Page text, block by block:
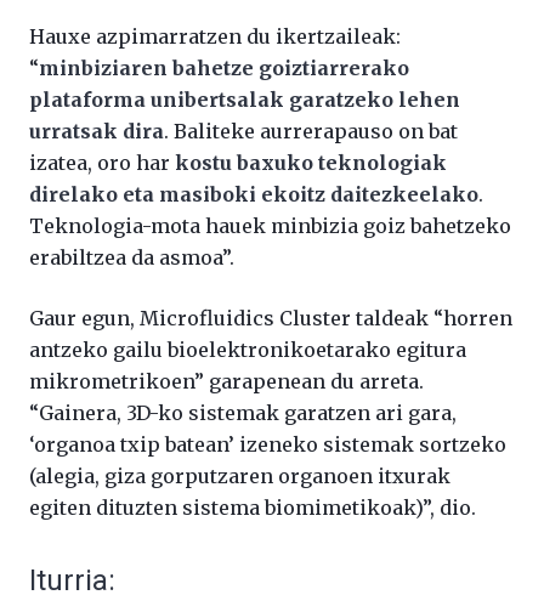
Hauxe azpimarratzen du ikertzaileak:
“minbiziaren bahetze goiztiarrerako
plataforma unibertsalak garatzeko lehen
urratsak dira. Baliteke aurrerapauso on bat
izatea, oro har kostu baxuko teknologiak
direlako eta masiboki ekoitz daitezkeelako.
Teknologia-mota hauek minbizia goiz bahetzeko
erabiltzea da asmoa”.
Gaur egun, Microfluidics Cluster taldeak “horren
antzeko gailu bioelektronikoetarako egitura
mikrometrikoen” garapenean du arreta.
“Gainera, 3D-ko sistemak garatzen ari gara,
‘organoa txip batean’ izeneko sistemak sortzeko
(alegia, giza gorputzaren organoen itxurak
egiten dituzten sistema biomimetikoak)”, dio.
Iturria: